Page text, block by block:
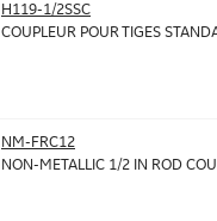
H119-1/2SSC
COUPLEUR POUR TIGES
NM-FRC12
NON-METALLIC 1/2 IN ROD